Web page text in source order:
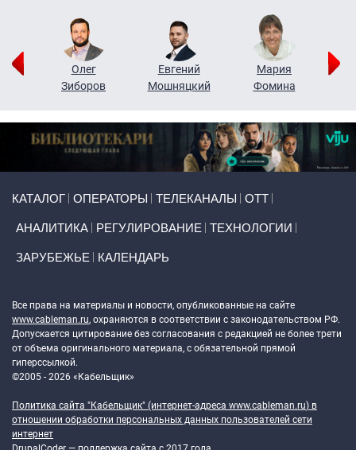
Олег
Зиборов
Евгений
Мошняцкий
Мария
Фомина
КАТАЛОГ ОПЕРАТОРЫ ТЕЛЕКАНАЛЫ ОТТ
АНАЛИТИКА РЕГУЛИРОВАНИЕ ТЕХНОЛОГИИ
ЗАРУБЕЖЬЕ КАЛЕНДАРЬ
Все права на материалы и новости, опубликованные на сайте
www.cableman.ru, охраняются в соответствии с законодательством РФ.
Допускается цитирование без согласования с редакцией не более трети
от объема оригинального материала, с обязательной прямой
гиперссылкой.
©2005 - 2026 «Кабельщик»
Политика сайта "Кабельщик" (интернет-адреса www.cableman.ru) в
отношении обработки персональных данных пользователей сети
интернет